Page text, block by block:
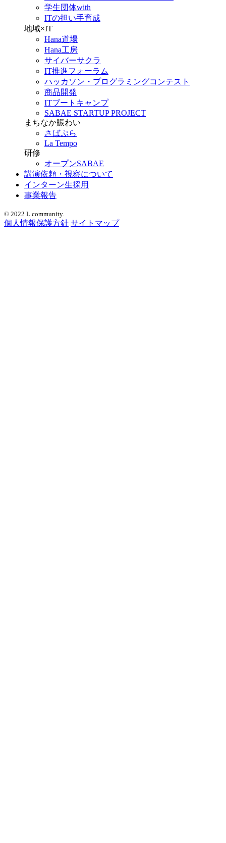
学生団体with
ITの担い手育成
地域×IT
Hana道場
Hana工房
サイバーサクラ
IT推進フォーラム
ハッカソン・プログラミングコンテスト
商品開発
ITブートキャンプ
SABAE STARTUP PROJECT
まちなか賑わい
さばぷら
La Tempo
研修
オープンSABAE
講演依頼・視察について
インターン生採用
事業報告
© 2022 L community.
個人情報保護方針 サイトマップ